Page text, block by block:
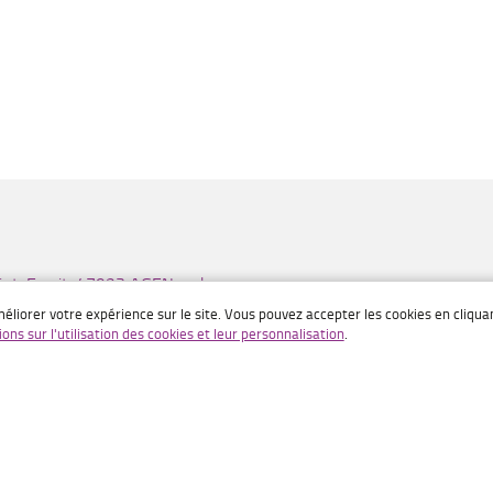
votre expérience sur le site. Vous pouvez accepter les cookies en
sur l'utilisation des cookies et leur personnalisation.
Esprit, 47923 AGEN cedex